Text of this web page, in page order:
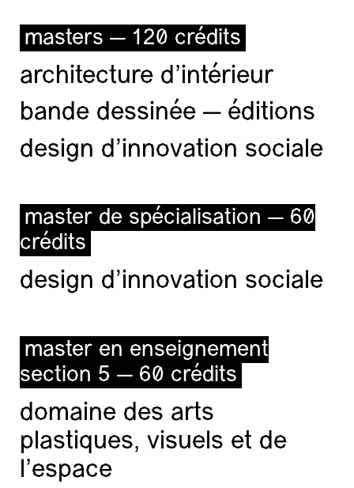
masters — 120 crédits
architecture d’intérieur
bande dessinée — éditions
design d'innovation sociale
master de spécialisation — 60
crédits
design d'innovation sociale
master en enseignement
section 5 — 60 crédits
domaine des arts
plastiques, visuels et de
l’espace